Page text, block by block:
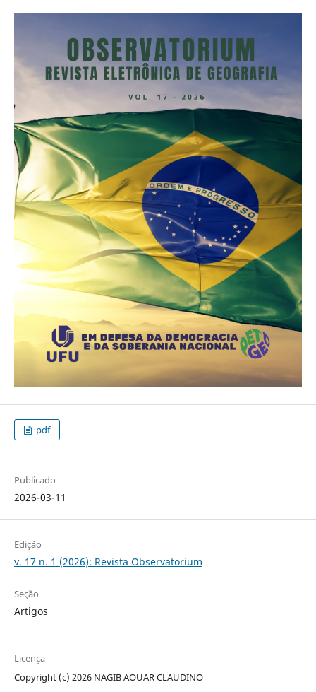
pdf
Publicado
2026-03-11
Edição
v. 17 n. 1 (2026): Revista Observatorium
Seção
Artigos
Licença
Copyright (c) 2026 NAGIB AOUAR CLAUDINO